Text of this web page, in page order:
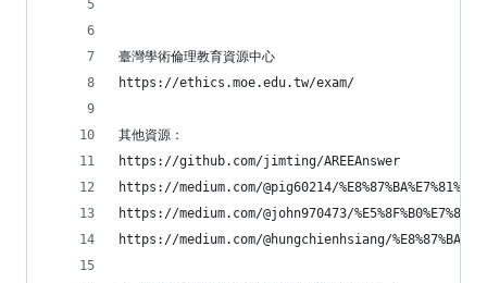
臺灣學術倫理教育資源中心
https://ethics.moe.edu.tw/exam/
其他資源：
https://github.com/jimting/AREEAnswer
https://medium.com/@pig60214/
https://medium.com/@john970473/
https://medium.com/@hungchienhsiang/